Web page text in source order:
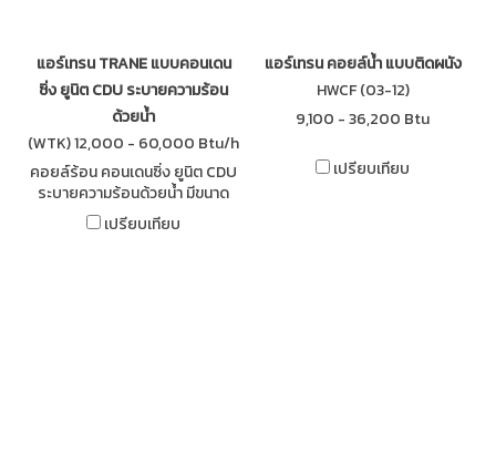
แอร์เทรน TRANE แบบคอนเดน
ซิ่ง ยูนิต CDU ระบายความร้อน
ด้วยน้ำ
(WTK) 12,000 - 60,000 Btu/h
คอยล์ร้อน คอนเดนซิ่ง ยูนิต CDU
ระบายความร้อนด้วยน้ำ มีขนาด
เล็ก ติดตั้งได้ในเนื้อที่จำกัด ช่วยให้
บำรุงรักษาง่ายขึ้น ใช้สารทำความ
เปรียบเทียบ
แอร์เทรน คอยล์น้ำ แบบติดผนัง
HWCF (03-12)
9,100 - 36,200 Btu
เปรียบเทียบ